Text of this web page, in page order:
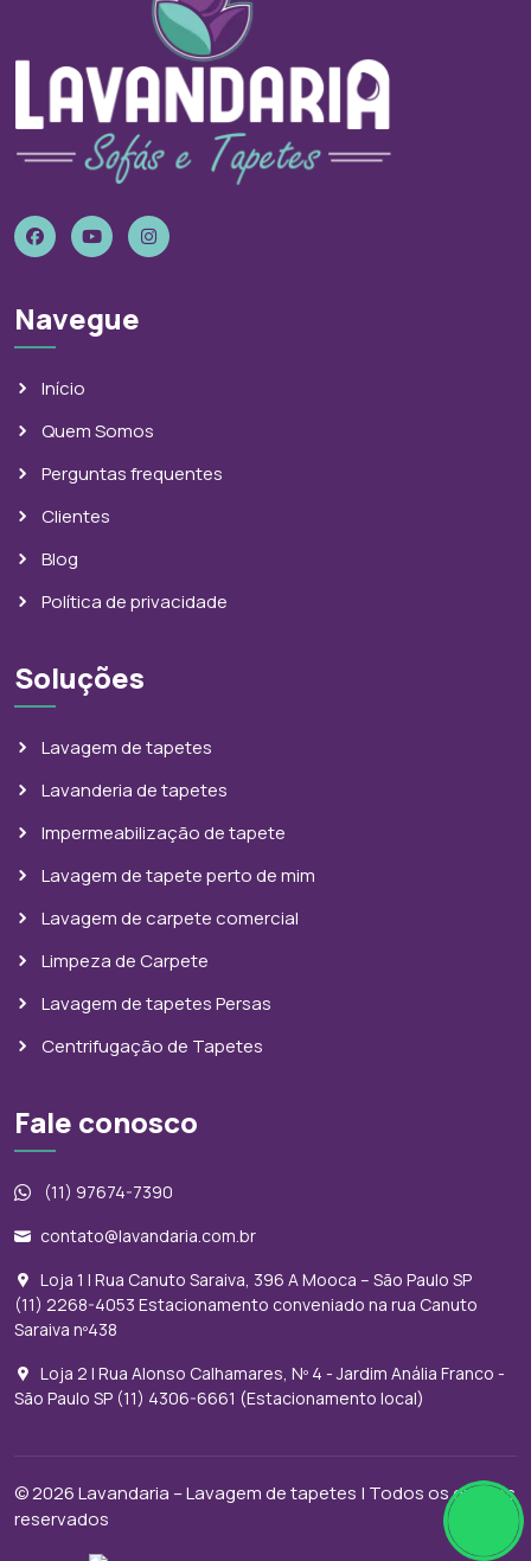
Navegue
Início
Quem Somos
Perguntas frequentes
Clientes
Blog
Política de privacidade
Soluções
Lavagem de tapetes
Lavanderia de tapetes
Impermeabilização de tapete
Lavagem de tapete perto de mim
Lavagem de carpete comercial
Limpeza de Carpete
Lavagem de tapetes Persas
Centrifugação de Tapetes
Fale conosco
(11) 97674-7390
contato@lavandaria.com.br
Loja 1 | Rua Canuto Saraiva, 396 A Mooca – São Paulo SP
(11) 2268-4053 Estacionamento conveniado na rua Canuto
Saraiva nº438
Loja 2 | Rua Alonso Calhamares, Nº 4 - Jardim Anália Franco -
São Paulo SP (11) 4306-6661 (Estacionamento local)
© 2026Lavandaria – Lavagem de tapetes | Todos os direitos
reservados